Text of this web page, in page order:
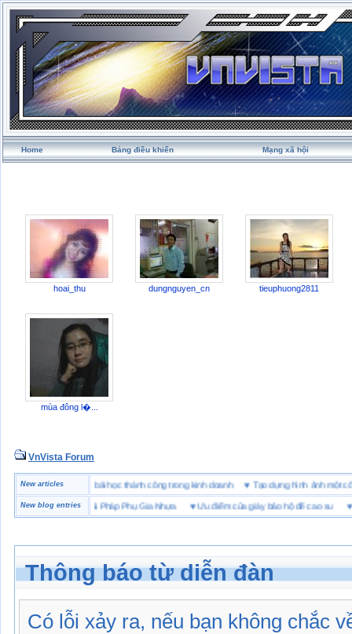
Home Bảng điều khiển Mạng xã hội
hoai_thu dungnguyen_cn tieuphuong2811
mùa đông l�...
VnVista Forum
New articles
biệt” của Microsoft ♥4 bài học thành công trong kinh doanh ♥Tạo dựng hình ảnh
New blog entries
Sản Phẩm Với Giải Pháp Phụ Gia Nhựa♥ Ưu điểm của giày bảo hộ đế cao su♥
Thông báo từ diễn đàn
Có lỗi xảy ra, nếu bạn không chắc